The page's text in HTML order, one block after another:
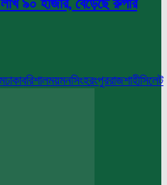
৯০ হাজার, বেড়েছে রুপার
ঢাকাবরিশালময়মনসিংহরংপুররাজশাহীসিলেট